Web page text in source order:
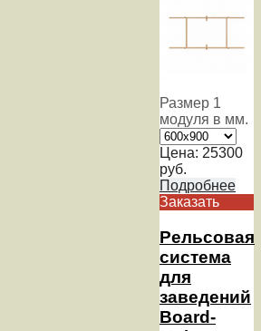
Размер 1
модуля в мм.
Цена: 25300
руб.
Подробнее
Заказать
Рельсовая
система
для
заведений
Board-